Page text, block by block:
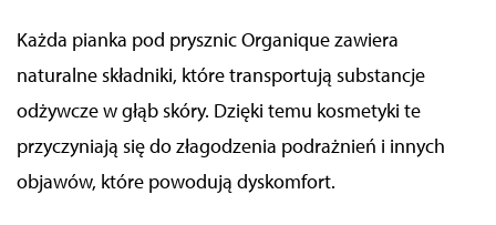
Każda pianka pod prysznic Organique zawiera
naturalne składniki, które transportują substancje
odżywcze w głąb skóry. Dzięki temu kosmetyki te
przyczyniają się do złagodzenia podrażnień i innych
objawów, które powodują dyskomfort.